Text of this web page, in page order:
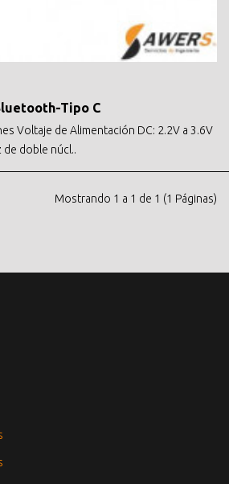
Tipo C
Voltaje de Alimentación DC: 2.2V a 3.6V
de doble núcl..
Mostrando 1 a 1 de 1 (1 Páginas)